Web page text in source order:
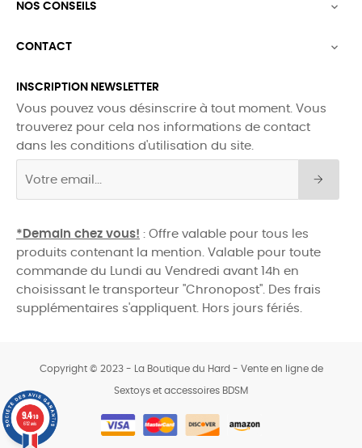
NOS CONSEILS 
CONTACT 
INSCRIPTION NEWSLETTER
Vous pouvez vous désinscrire à tout moment. Vous
trouverez pour cela nos informations de contact
dans les conditions d'utilisation du site.
*Demain chez vous! : Offre valable pour tous les
produits contenant la mention. Valable pour toute
commande du Lundi au Vendredi avant 14h en
choisissant le transporteur "Chronopost". Des frais
supplémentaires s'appliquent. Hors jours fériés.
Copyright © 2023 - La Boutique du Hard - Vente en ligne de
Sextoys et accessoires BDSM
0
9.4/10
612 avis